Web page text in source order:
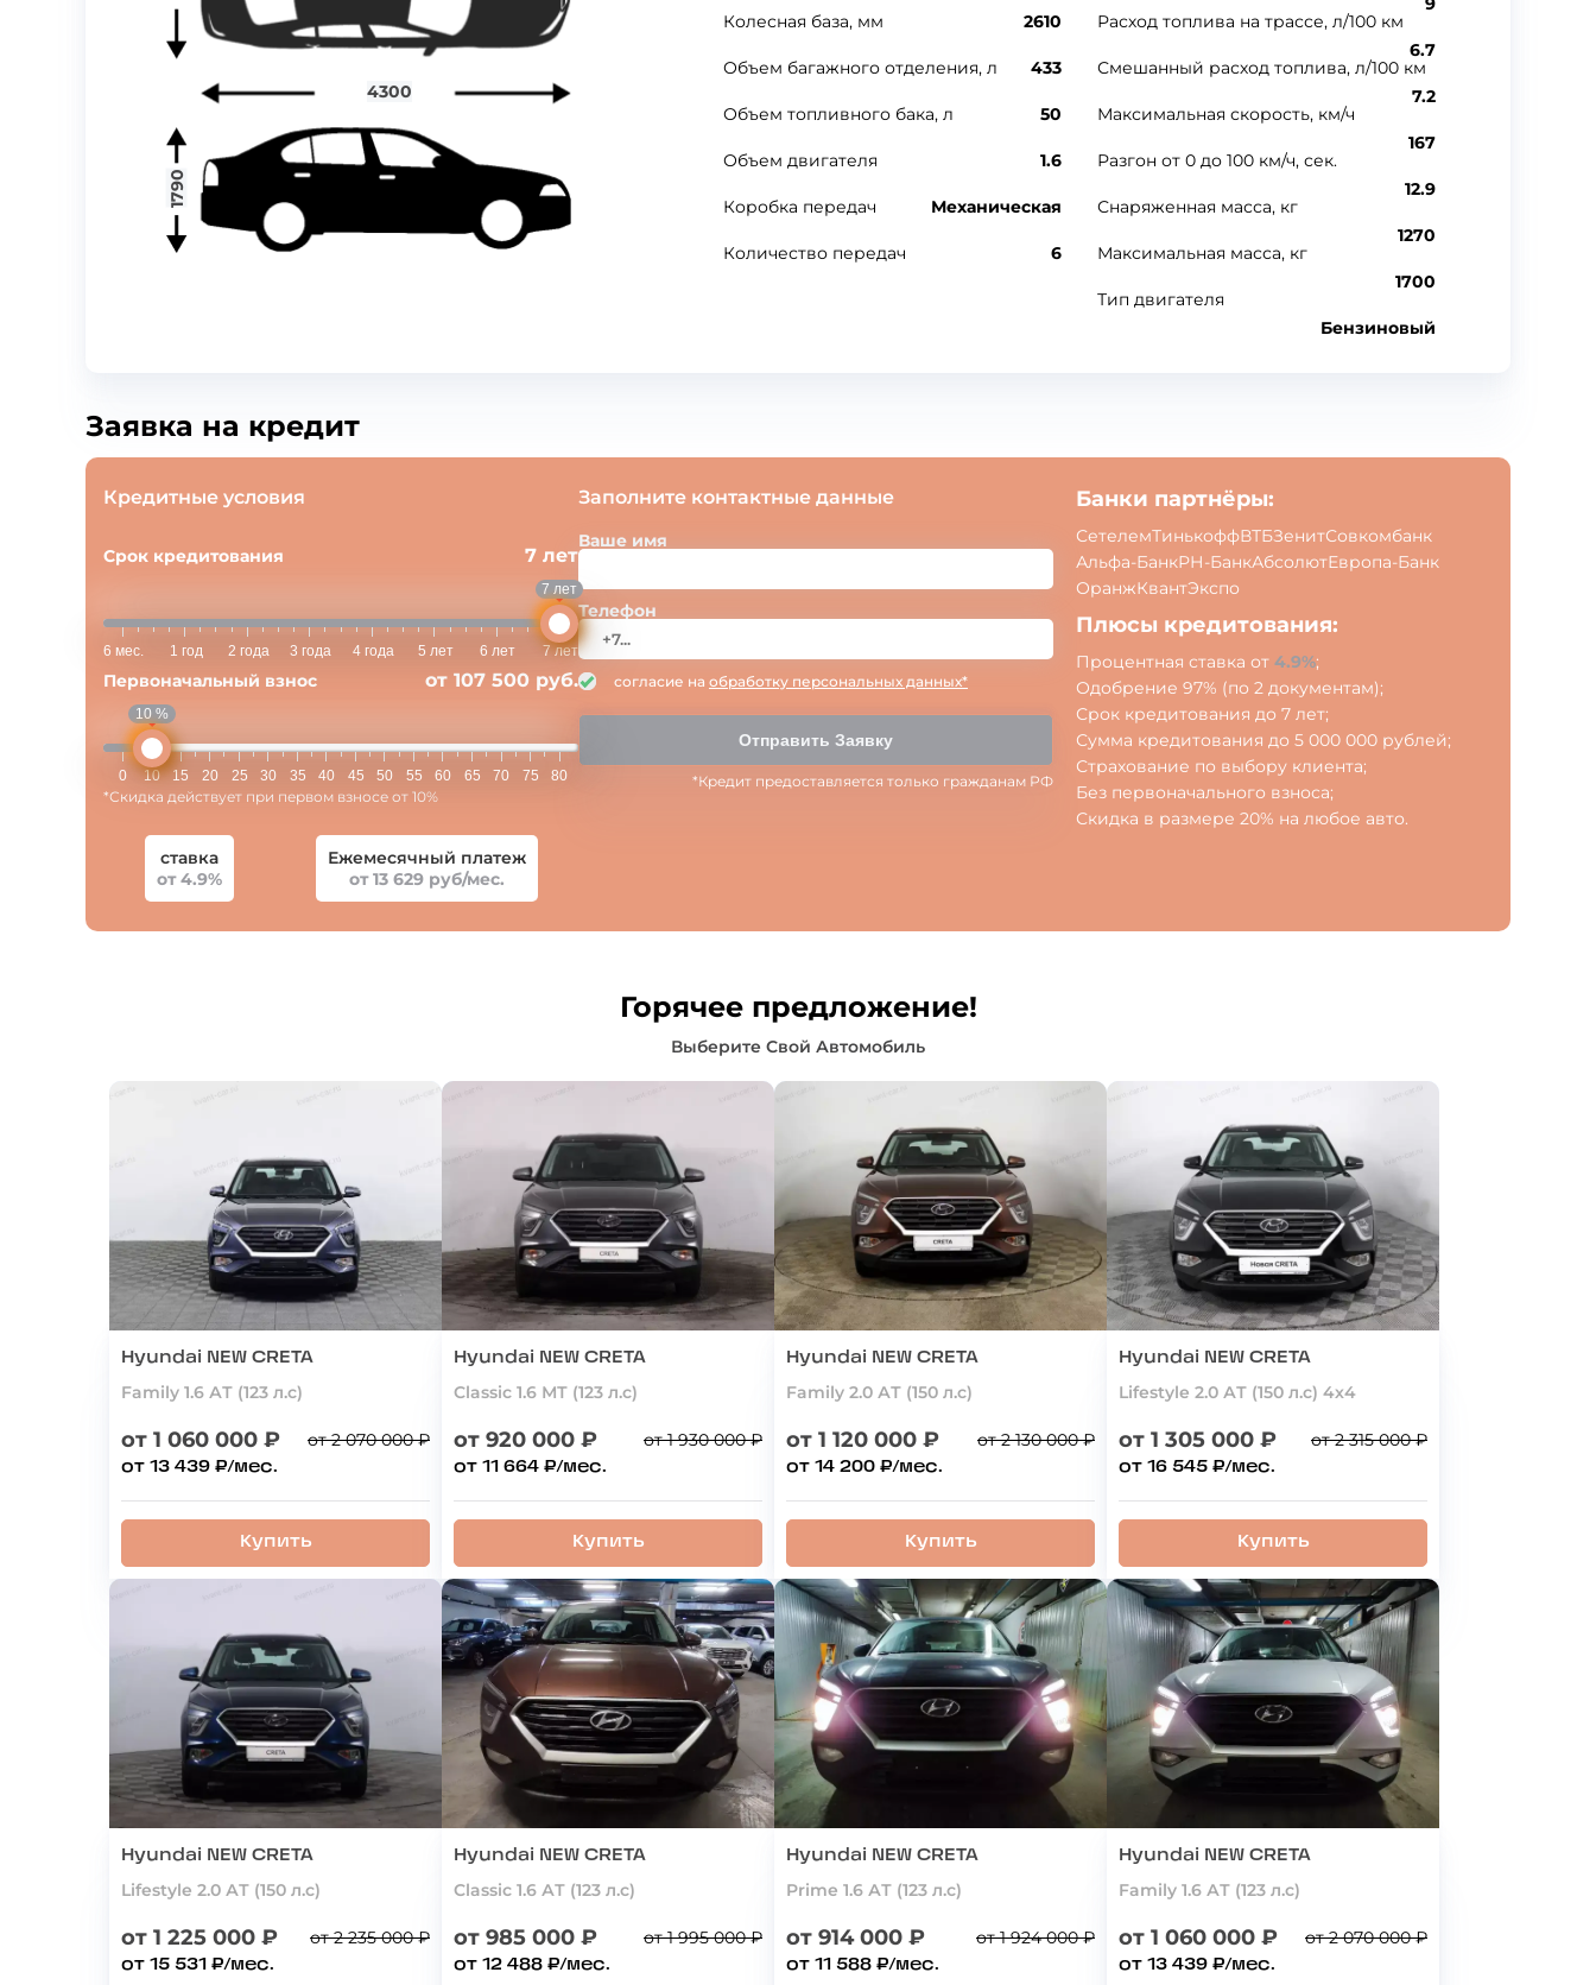
4300
1790
Колесная база, мм
Объем багажного отделения, л
Объем топливного бака, л
Объем двигателя
Коробка передач
Количество передач
2610
433
50
1.6
Механическая
6
Расход топлива на трассе, л/100 км
Смешанный расход топлива, л/100 км
Максимальная скорость, км/ч
Разгон от 0 до 100 км/ч, сек.
Снаряженная масса, кг
Максимальная масса, кг
Тип двигателя
6.7
7.2
167
12.9
1270
1700
Бензиновый
Заявка на кредит
Кредитные условия
Срок кредитования 7 лет
7 лет
6 мес. 1 год 2 года 3 года 4 года 5 лет 6 лет 7 лет
Первоначальный взнос от 107 500 руб.
10 %
0 10 15 20 25 30 35 40 45 50 55 60 65 70 75 80
*Скидка действует при первом взносе от 10%
ставка
от 4.9%
Ежемесячный платеж
от 13 629 руб/мес.
Заполните контактные данные
Ваше имя
Телефон
согласие на обработку персональных данных*
Отправить Заявку
*Кредит предоставляется только гражданам РФ
Банки партнёры:
СетелемТинькоффВТБЗенитСовкомбанк
Альфа-БанкРН-БанкАбсолютЕвропа-Банк
ОранжКвантЭкспо
Плюсы кредитования:
Процентная ставка от 4.9%;
Одобрение 97% (по 2 документам);
Срок кредитования до 7 лет;
Сумма кредитования до 5 000 000 рублей;
Страхование по выбору клиента;
Без первоначального взноса;
Скидка в размере 20% на любое авто.
Горячее предложение!
Выберите Свой Автомобиль
Hyundai NEW CRETA
Family 1.6 АТ (123 л.с)
от 1 060 000 ₽ от 2 070 000 ₽
от 13 439 ₽/мес.
Купить
Hyundai NEW CRETA
Classic 1.6 МТ (123 л.с)
от 920 000 ₽ от 1 930 000 ₽
от 11 664 ₽/мес.
Купить
Hyundai NEW CRETA
Family 2.0 АТ (150 л.с)
от 1 120 000 ₽ от 2 130 000 ₽
от 14 200 ₽/мес.
Купить
Hyundai NEW CRETA
Lifestyle 2.0 АТ (150 л.с) 4х4
от 1 305 000 ₽ от 2 315 000 ₽
от 16 545 ₽/мес.
Купить
Hyundai NEW CRETA
Lifestyle 2.0 АТ (150 л.с)
от 1 225 000 ₽ от 2 235 000 ₽
от 15 531 ₽/мес.
Hyundai NEW CRETA
Classic 1.6 АТ (123 л.с)
от 985 000 ₽ от 1 995 000 ₽
от 12 488 ₽/мес.
Hyundai NEW CRETA
Prime 1.6 АТ (123 л.с)
от 914 000 ₽ от 1 924 000 ₽
от 11 588 ₽/мес.
Hyundai NEW CRETA
Family 1.6 АТ (123 л.с)
от 1 060 000 ₽ от 2 070 000 ₽
от 13 439 ₽/мес.